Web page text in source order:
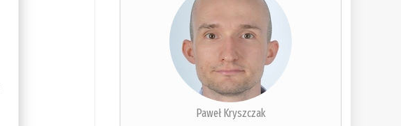
Paweł Kryszczak